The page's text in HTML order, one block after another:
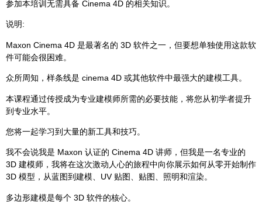
参加本培训无需具备 Cinema 4D 的相关知识。
说明:
Maxon Cinema 4D 是最著名的 3D 软件之一，但要想单独使用这款软
件可能会很困难。
众所周知，样条线是 cinema 4D 或其他软件中最强大的建模工具。
本课程通过传授成为专业建模师所需的必要技能，将您从初学者提升
到专业水平。
您将一起学习到大量的新工具和技巧。
我不会说我是 Maxon 认证的 Cinema 4D 讲师，但我是一名专业的
3D 建模师，我将在这次激动人心的旅程中向你展示如何从零开始制作
3D 模型，从蓝图到建模、UV 贴图、贴图、照明和渲染。
多边形建模是每个 3D 软件的核心。